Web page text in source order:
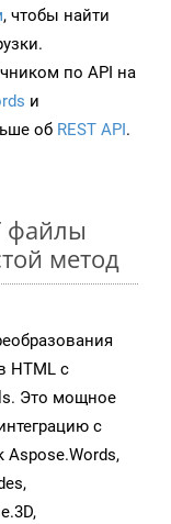
, чтобы найти
по API на
и
об REST API.
файлы
метод
HTML с
Это мощное
с
Aspose.Words,